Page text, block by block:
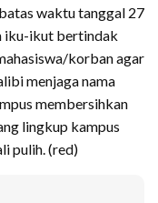
waktu tanggal 27
iku-ikut bertindak
korban agar
menjaga nama
membersihkan
lingkup kampus
pulih. (red)